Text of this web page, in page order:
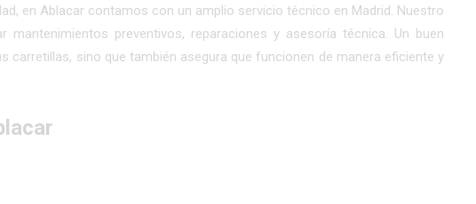
en Ablacar contamos con un amplio servicio técnico en Madrid. Nuestro
mantenimientos preventivos, reparaciones y asesoría técnica. Un buen
carretillas, sino que también asegura que funcionen de manera eficiente y